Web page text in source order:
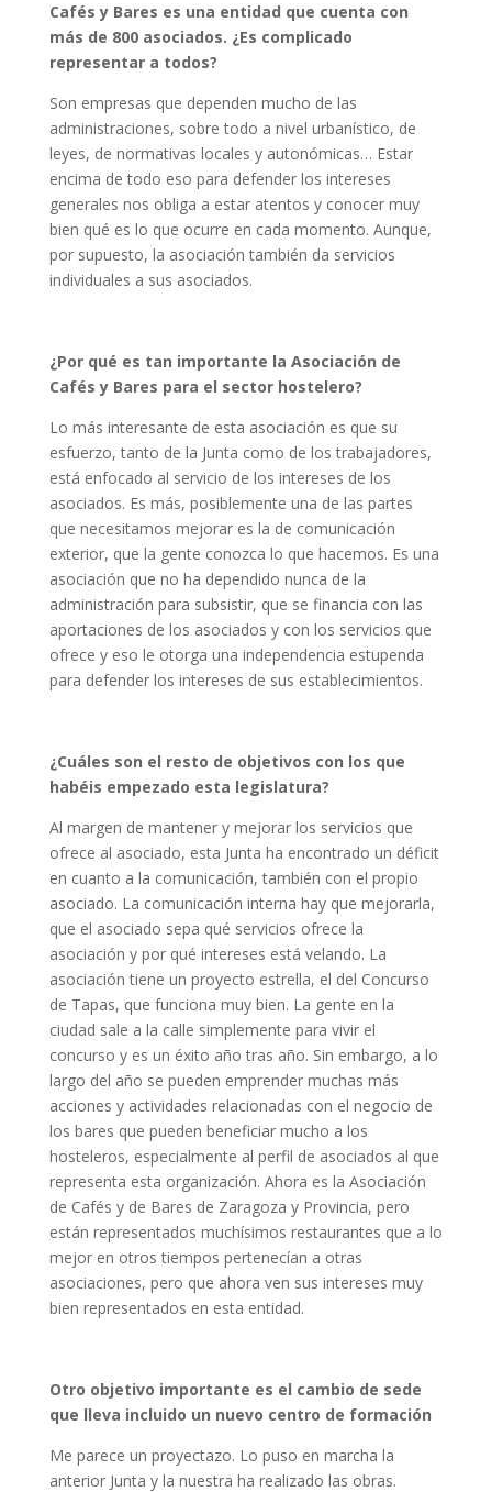
Cafés y Bares es una entidad que cuenta con
más de 800 asociados. ¿Es complicado
representar a todos?
Son empresas que dependen mucho de las
administraciones, sobre todo a nivel urbanístico, de
leyes, de normativas locales y autonómicas… Estar
encima de todo eso para defender los intereses
generales nos obliga a estar atentos y conocer muy
bien qué es lo que ocurre en cada momento. Aunque,
por supuesto, la asociación también da servicios
individuales a sus asociados.
¿Por qué es tan importante la Asociación de
Cafés y Bares para el sector hostelero?
Lo más interesante de esta asociación es que su
esfuerzo, tanto de la Junta como de los trabajadores,
está enfocado al servicio de los intereses de los
asociados. Es más, posiblemente una de las partes
que necesitamos mejorar es la de comunicación
exterior, que la gente conozca lo que hacemos. Es una
asociación que no ha dependido nunca de la
administración para subsistir, que se financia con las
aportaciones de los asociados y con los servicios que
ofrece y eso le otorga una independencia estupenda
para defender los intereses de sus establecimientos.
¿Cuáles son el resto de objetivos con los que
habéis empezado esta legislatura?
Al margen de mantener y mejorar los servicios que
ofrece al asociado, esta Junta ha encontrado un déficit
en cuanto a la comunicación, también con el propio
asociado. La comunicación interna hay que mejorarla,
que el asociado sepa qué servicios ofrece la
asociación y por qué intereses está velando. La
asociación tiene un proyecto estrella, el del Concurso
de Tapas, que funciona muy bien. La gente en la
ciudad sale a la calle simplemente para vivir el
concurso y es un éxito año tras año. Sin embargo, a lo
largo del año se pueden emprender muchas más
acciones y actividades relacionadas con el negocio de
los bares que pueden beneficiar mucho a los
hosteleros, especialmente al perfil de asociados al que
representa esta organización. Ahora es la Asociación
de Cafés y de Bares de Zaragoza y Provincia, pero
están representados muchísimos restaurantes que a lo
mejor en otros tiempos pertenecían a otras
asociaciones, pero que ahora ven sus intereses muy
bien representados en esta entidad.
Otro objetivo importante es el cambio de sede
que lleva incluido un nuevo centro de formación
Me parece un proyectazo. Lo puso en marcha la
anterior Junta y la nuestra ha realizado las obras.